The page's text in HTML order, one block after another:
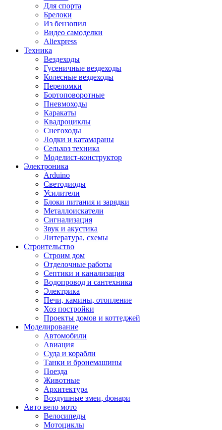
Для спорта
Брелоки
Из бензопил
Видео самоделки
Aliexpress
Техника
Вездеходы
Гусеничные вездеходы
Колесные вездеходы
Переломки
Бортоповоротные
Пневмоходы
Каракаты
Квадроциклы
Снегоходы
Лодки и катамараны
Сельхоз техника
Моделист-конструктор
Электроника
Arduino
Светодиоды
Усилители
Блоки питания и зарядки
Металлоискатели
Сигнализация
Звук и акустика
Литература, схемы
Строительство
Строим дом
Отделочные работы
Септики и канализация
Водопровод и сантехника
Электрика
Печи, камины, отопление
Хоз постройки
Проекты домов и коттеджей
Моделирование
Автомобили
Авиация
Суда и корабли
Танки и бронемашины
Поезда
Животные
Архитектура
Воздушные змеи, фонари
Авто вело мото
Велосипеды
Мотоциклы